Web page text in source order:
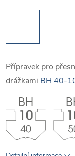
Přípravek pro
drážkami BH 40-